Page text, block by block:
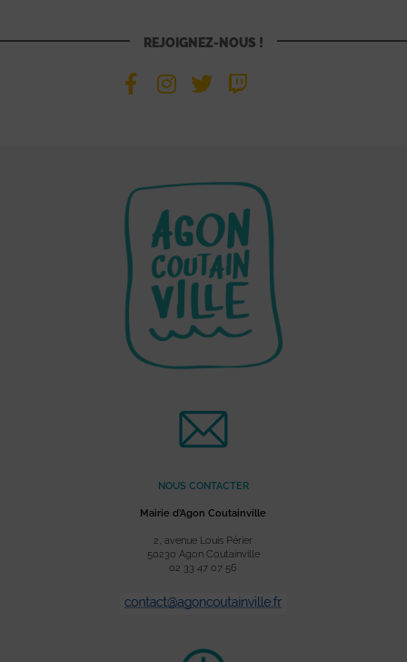
REJOIGNEZ-NOUS !
NOUS CONTACTER
Mairie d’Agon Coutainville
2, avenue Louis Périer
50230 Agon Coutainville
02 33 47 07 56